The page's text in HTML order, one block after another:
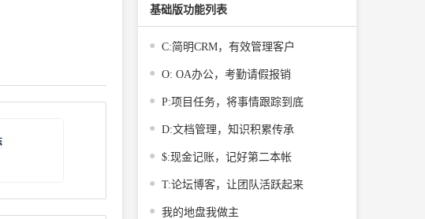
基础版功能列表
C:简明CRM，有效管理客户
O: OA办公，考勤请假报销
P:项目任务，将事情跟踪到底
D:文档管理，知识积累传承
$:现金记账，记好第二本帐
T:论坛博客，让团队活跃起来
我的地盘我做主